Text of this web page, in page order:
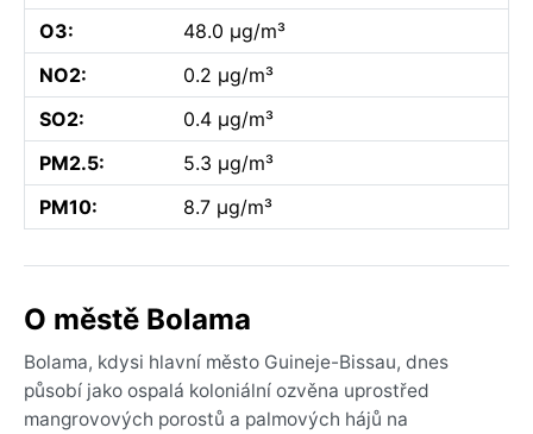
O3:
48.0 µg/m³
NO2:
0.2 µg/m³
SO2:
0.4 µg/m³
PM2.5:
5.3 µg/m³
PM10:
8.7 µg/m³
O městě Bolama
Bolama, kdysi hlavní město Guineje-Bissau, dnes
působí jako ospalá koloniální ozvěna uprostřed
mangrovových porostů a palmových hájů na